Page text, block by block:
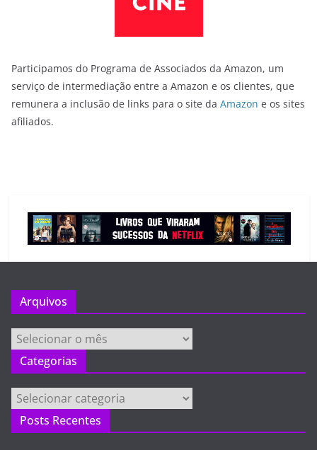
Participamos do Programa de Associados da Amazon, um
serviço de intermediação entre a Amazon e os clientes, que
remunera a inclusão de links para o site da Amazon e os sites
afiliados.
Arquivos
Arquivos
Categorias
Categorias
Posts Recentes